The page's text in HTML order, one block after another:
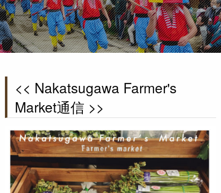
<< Nakatsugawa Farmer's
Market通信 >>